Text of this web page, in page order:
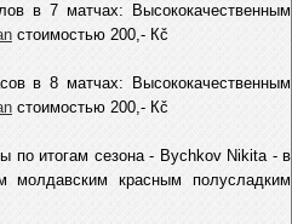
в 7 матчах: Высококачественным
стоимостью 200,- Кč
в 8 матчах: Высококачественным
стоимостью 200,- Кč
по итогам сезона - Bychkov Nikita - в
красным полусладким